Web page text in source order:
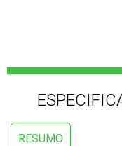
RESUMO